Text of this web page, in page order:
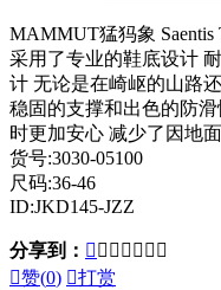
MAMMUT猛犸象
采用了专业的鞋底设计
计 无论是在崎岖的山路
稳固的支撑和出色的防
时更加安心 减少了因地
货号:3030-05100
尺码:36-46
ID:JKD145-JZZ
分享到：       
赞(0) 打赏